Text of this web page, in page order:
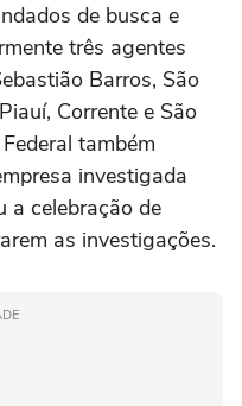
de busca e
três agentes
Barros, São
Corrente e São
também
investigada
a celebração de
as investigações.